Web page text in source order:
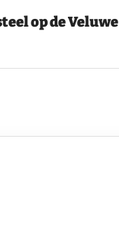
op de Veluwe